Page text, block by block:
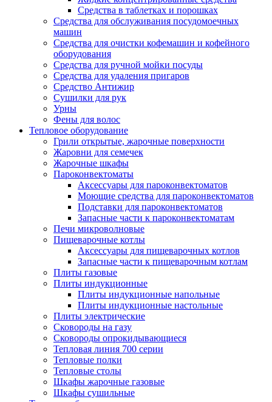
Средства в таблетках и порошках
Средства для обслуживания посудомоечных
машин
Средства для очистки кофемашин и кофейного
оборудования
Средства для ручной мойки посуды
Средства для удаления пригаров
Средство Антижир
Сушилки для рук
Урны
Фены для волос
Тепловое оборудование
Грили открытые, жарочные поверхности
Жаровни для семечек
Жарочные шкафы
Пароконвектоматы
Аксессуары для пароконвектоматов
Моющие средства для пароконвектоматов
Подставки для пароконвектоматов
Запасные части к пароконвектоматам
Печи микроволновые
Пищеварочные котлы
Аксессуары для пищеварочных котлов
Запасные части к пищеварочным котлам
Плиты газовые
Плиты индукционные
Плиты индукционные напольные
Плиты индукционные настольные
Плиты электрические
Сковороды на газу
Сковороды опрокидывающиеся
Тепловая линия 700 серии
Тепловые полки
Тепловые столы
Шкафы жарочные газовые
Шкафы сушильные